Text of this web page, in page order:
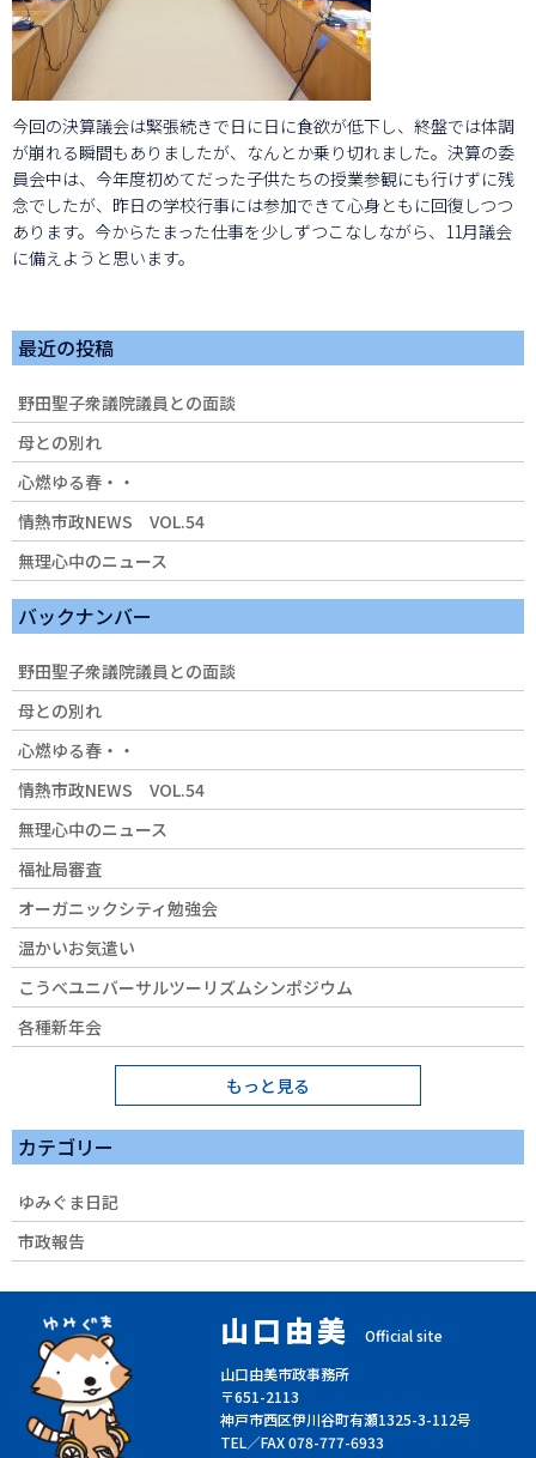
今回の決算議会は緊張続きで日に日に食欲が低下し、終盤では体調
が崩れる瞬間もありましたが、なんとか乗り切れました。決算の委
員会中は、今年度初めてだった子供たちの授業参観にも行けずに残
念でしたが、昨日の学校行事には参加できて心身ともに回復しつつ
あります。今からたまった仕事を少しずつこなしながら、11月議会
に備えようと思います。
最近の投稿
野田聖子衆議院議員との面談
母との別れ
心燃ゆる春・・
情熱市政NEWS VOL.54
無理心中のニュース
バックナンバー
野田聖子衆議院議員との面談
母との別れ
心燃ゆる春・・
情熱市政NEWS VOL.54
無理心中のニュース
福祉局審査
オーガニックシティ勉強会
温かいお気遣い
こうべユニバーサルツーリズムシンポジウム
各種新年会
もっと見る
カテゴリー
ゆみぐま日記
市政報告
山口由美
Official site
山口由美市政事務所
〒651-2113
神戸市西区伊川谷町有瀬1325-3-112号
TEL／FAX 078-777-6933